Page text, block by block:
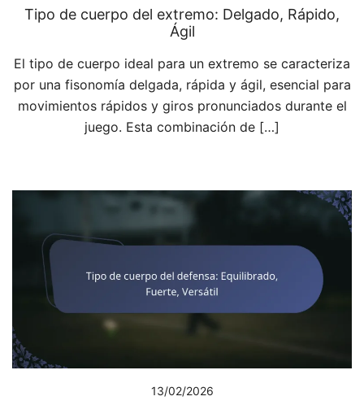
Tipo de cuerpo del extremo: Delgado, Rápido,
Ágil
El tipo de cuerpo ideal para un extremo se caracteriza
por una fisonomía delgada, rápida y ágil, esencial para
movimientos rápidos y giros pronunciados durante el
juego. Esta combinación de […]
13/02/2026